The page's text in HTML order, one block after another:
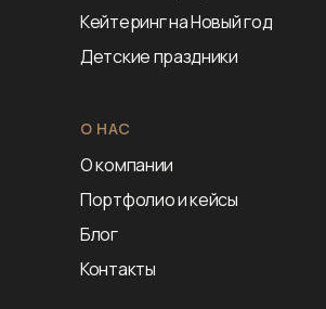
Кейтеринг на Новый год
Детские праздники
О НАС
О компании
Портфолио и кейсы
Блог
Контакты